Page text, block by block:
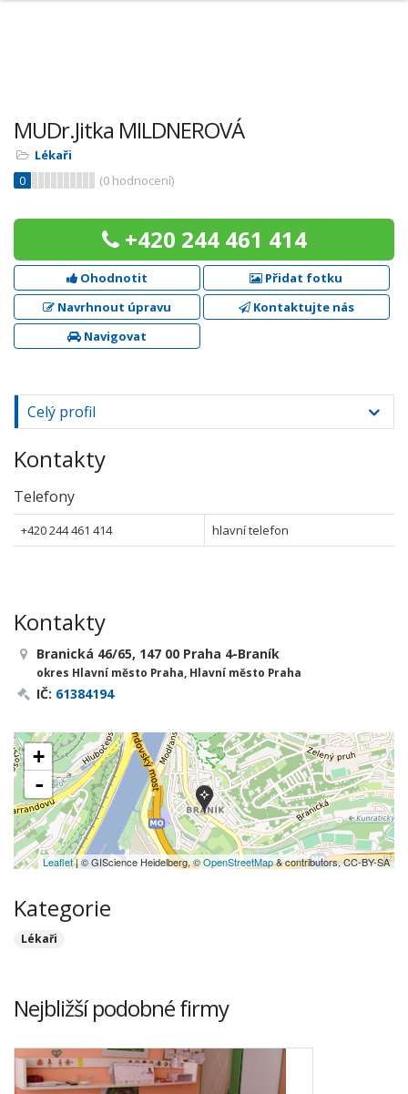
MUDr.Jitka MILDNEROVÁ
Lékaři
0
(0 hodnocení)
+420 244 461 414
Ohodnotit
Přidat fotku
Navrhnout úpravu
Kontaktujte nás
Navigovat
Celý profil
Kontakty
Telefony
+420 244 461 414 hlavní telefon
Kontakty
Branická 46/65, 147 00 Praha 4-Braník
okres Hlavní město Praha, Hlavní město Praha
IČ: 61384194
+
-
Leaflet| © GIScience Heidelberg, ©OpenStreetMap& contributors, CC-BY-SA
Kategorie
Lékaři
Nejbližší podobné firmy